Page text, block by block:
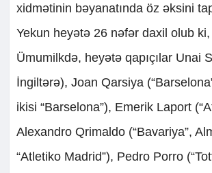
xidmətinin bəyanatında öz əksini
Yekun heyətə 26 nəfər daxil olub
Ümumilkdə, heyətə qapıçılar Unai
İngiltərə), Joan Qarsiya
ikisi “Barselona”), Emerik Laport
Alexandro Qrimaldo (“Bavariya”,
“Atletiko Madrid”), Pedro Porro